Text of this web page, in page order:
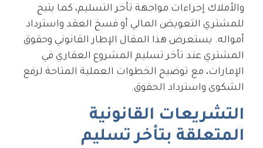
والأملاك إجراءات مواجهة تأخر التسليم، كما يتيح
للمشتري التعويض المالي أو فسخ العقد واسترداد
أمواله. يستعرض هذا المقال الإطار القانوني وحقوق
المشتري عند تأخر تسليم المشروع العقاري في
الإمارات، مع توضيح الخطوات العملية المتاحة لرفع
الشكوى واسترداد الحقوق.
التشريعات القانونية
المتعلقة بتأخر تسليم